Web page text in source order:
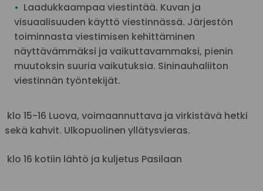
Laadukkaampaa viestintää. Kuvan ja
visuaalisuuden käyttö viestinnässä. Järjestön
toiminnasta viestimisen kehittäminen
näyttävämmäksi ja vaikuttavammaksi, pienin
muutoksin suuria vaikutuksia. Sininauhaliiton
viestinnän työntekijät.
klo 15-16 Luova, voimaannuttava ja virkistävä hetki
sekä kahvit. Ulkopuolinen yllätysvieras.
klo 16 kotiin lähtö ja kuljetus Pasilaan